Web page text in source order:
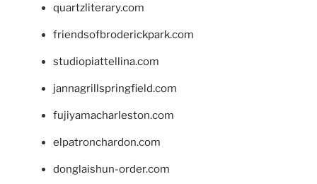
quartzliterary.com
friendsofbroderickpark.com
studiopiattellina.com
jannagrillspringfield.com
fujiyamacharleston.com
elpatronchardon.com
donglaishun-order.com